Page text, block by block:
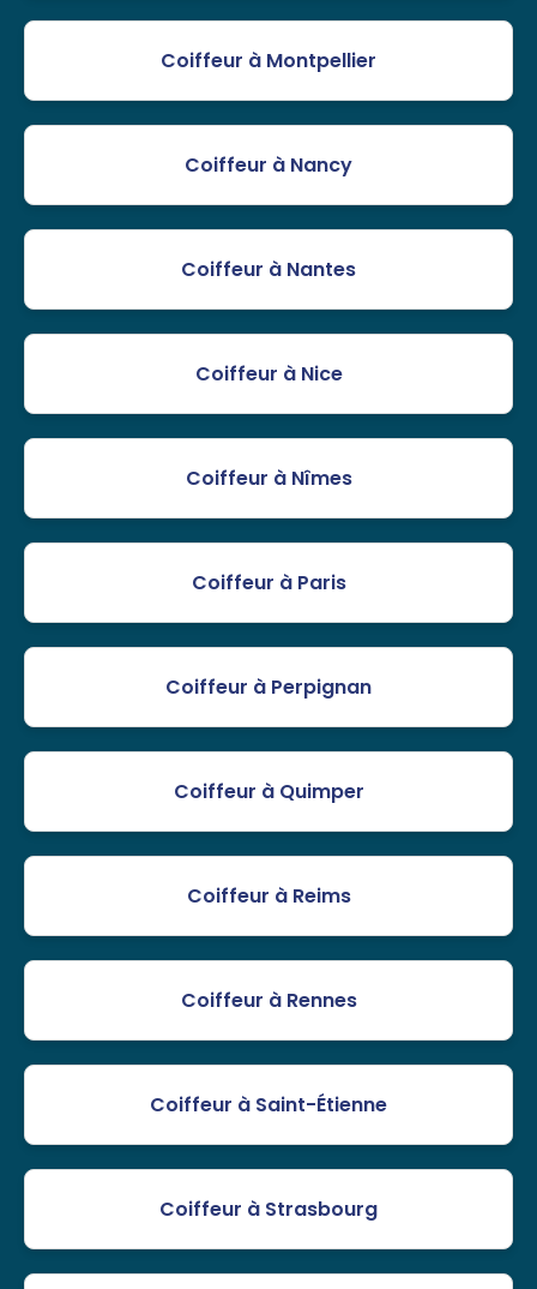
Coiffeur à Montpellier
Coiffeur à Nancy
Coiffeur à Nantes
Coiffeur à Nice
Coiffeur à Nîmes
Coiffeur à Paris
Coiffeur à Perpignan
Coiffeur à Quimper
Coiffeur à Reims
Coiffeur à Rennes
Coiffeur à Saint-Étienne
Coiffeur à Strasbourg